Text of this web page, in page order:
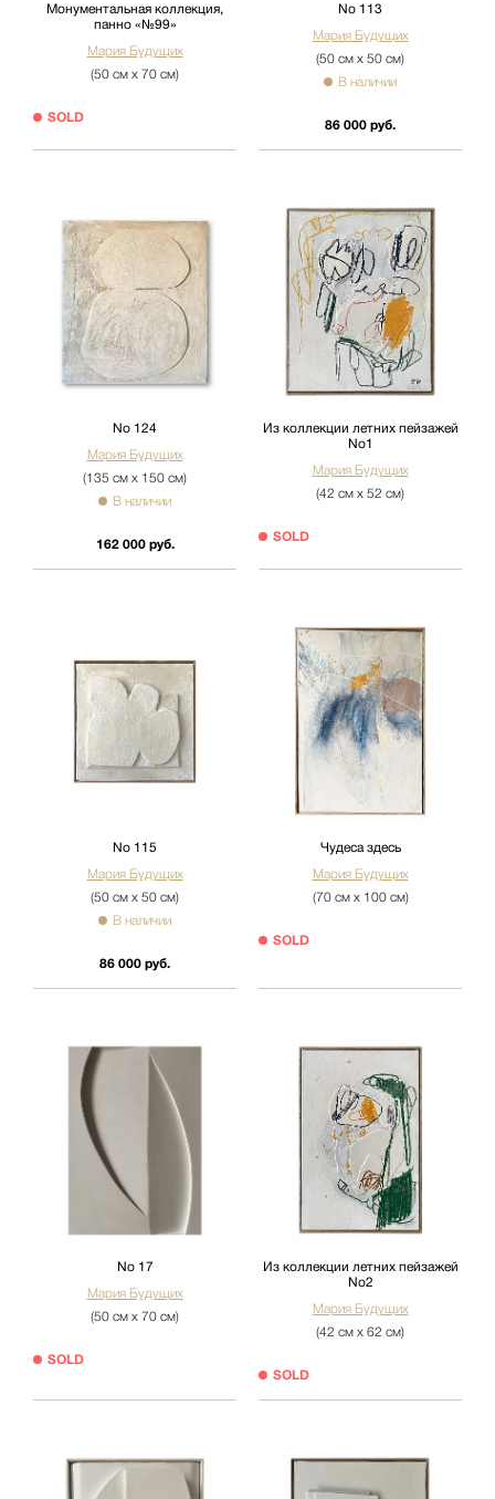
Монументальная коллекция,
панно «№99»
Мария Будущих
(50 см х 70 см)
SOLD
No 113
Мария Будущих
(50 см х 50 см)
В наличии
86 000 руб.
No 124
Мария Будущих
(135 см х 150 см)
В наличии
162 000 руб.
Из коллекции летних пейзажей
No1
Мария Будущих
(42 см х 52 см)
SOLD
No 115
Мария Будущих
(50 см х 50 см)
В наличии
86 000 руб.
Чудеса здесь
Мария Будущих
(70 см х 100 см)
SOLD
No 17
Мария Будущих
(50 см х 70 см)
SOLD
Из коллекции летних пейзажей
No2
Мария Будущих
(42 см х 62 см)
SOLD